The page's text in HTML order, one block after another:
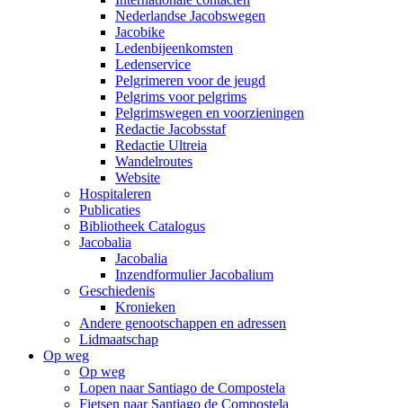
Nederlandse Jacobswegen
Jacobike
Ledenbijeenkomsten
Ledenservice
Pelgrimeren voor de jeugd
Pelgrims voor pelgrims
Pelgrimswegen en voorzieningen
Redactie Jacobsstaf
Redactie Ultreia
Wandelroutes
Website
Hospitaleren
Publicaties
Bibliotheek Catalogus
Jacobalia
Jacobalia
Inzendformulier Jacobalium
Geschiedenis
Kronieken
Andere genootschappen en adressen
Lidmaatschap
Op weg
Op weg
Lopen naar Santiago de Compostela
Fietsen naar Santiago de Compostela